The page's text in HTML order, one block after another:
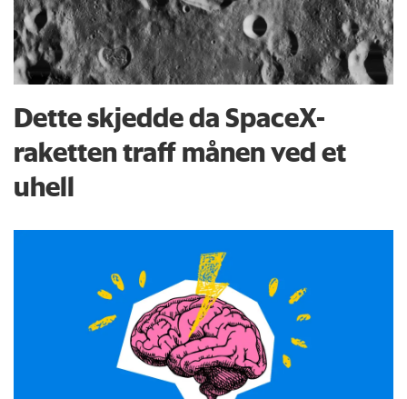
Dette skjedde da SpaceX-
raketten traff månen ved et
uhell